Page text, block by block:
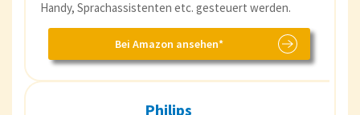
Handy, Sprachassistenten etc. gesteuert werden.
Bei Amazon ansehen*
Philips